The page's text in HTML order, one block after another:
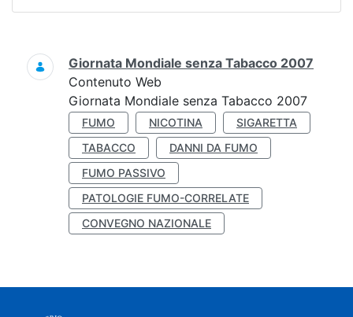
Ricerca
Giornata Mondiale senza Tabacco 2007
Contenuto Web
Giornata Mondiale senza Tabacco 2007
FUMO NICOTINA
SIGARETTA
TABACCO
DANNI DA FUMO
FUMO PASSIVO
PATOLOGIE FUMO-CORRELATE
CONVEGNO NAZIONALE